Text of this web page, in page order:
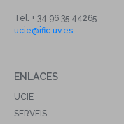
Tel. + 34 96 35 44265
ucie@ific.uv.es
ENLACES
UCIE
SERVEIS